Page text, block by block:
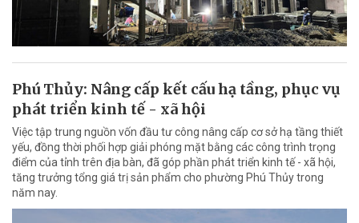
Phú Thủy: Nâng cấp kết cấu hạ tầng, phục vụ
phát triển kinh tế - xã hội
Việc tập trung nguồn vốn đầu tư công nâng cấp cơ sở hạ tầng thiết
yếu, đồng thời phối hợp giải phóng mặt bằng các công trình trọng
điểm của tỉnh trên địa bàn, đã góp phần phát triển kinh tế - xã hội,
tăng trưởng tổng giá trị sản phẩm cho phường Phú Thủy trong
năm nay.